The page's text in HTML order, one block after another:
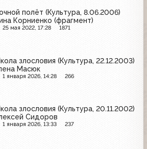
полёт (Культура, 8.06.2006)
Корниенко (фрагмент)
25 мая 2022, 17:28 1871
злословия (Культура, 22.12.2003)
Масюк
1 января 2026, 14:28 266
злословия (Культура, 20.11.2002)
Сидоров
1 января 2026, 13:33 237